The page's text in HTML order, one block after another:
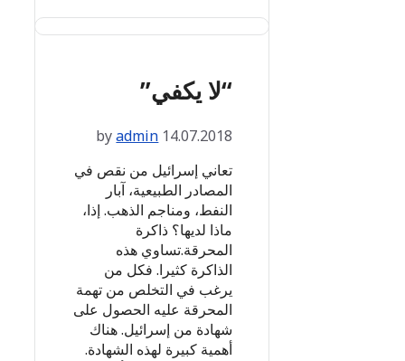
“لا يكفي”
14.07.2018
byadmin
تعاني إسرائيل من نقص في
المصادر الطبيعية، آبار
النفط، ومناجم الذهب. إذا،
ماذا لديها؟ ذاكرة
المحرقة.تساوي هذه
الذاكرة كثيرا. فكل من
يرغب في التخلص من تهمة
المحرقة عليه الحصول على
شهادة من إسرائيل. هناك
أهمية كبيرة لهذه الشهادة.